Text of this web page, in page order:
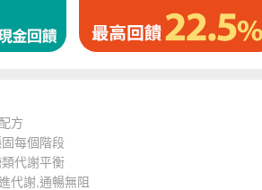
方
每個階段
代謝平衡
代謝,通暢無阻